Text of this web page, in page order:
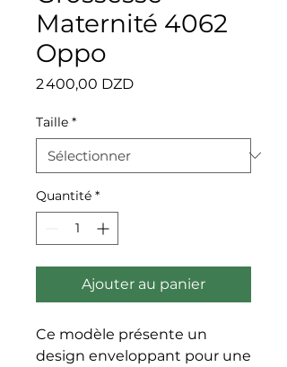
Maternité 4062
Oppo
2 400,00 DZDPrix
Taille *
Quantité *
Ajouter au panier
Ce modèle présente un
design enveloppant pour une